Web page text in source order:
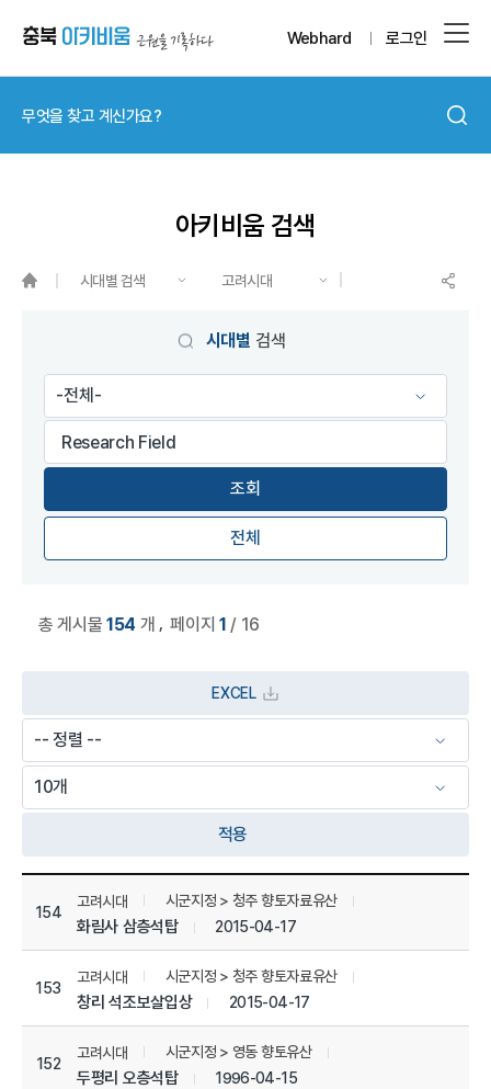
Webhard 로그인
아키비움 검색
시대별 검색 고려시대
시대별 검색
전체
총 게시물154 개 ,페이지 1 / 16
EXCEL
적용
상세정보 관리 목록
154
고려시대 시군지정 > 청주 향토자료유산
화림사 삼층석탑 2015-04-17
153
고려시대 시군지정 > 청주 향토자료유산
창리 석조보살입상 2015-04-17
152
고려시대 시군지정 > 영동 향토유산
두평리 오층석탑 1996-04-15